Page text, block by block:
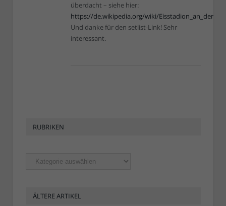
überdacht – siehe hier:
https://de.wikipedia.org/wiki/
Und danke für den setlist-Link! Sehr
interessant.
RUBRIKEN
Rubriken
ÄLTERE ARTIKEL